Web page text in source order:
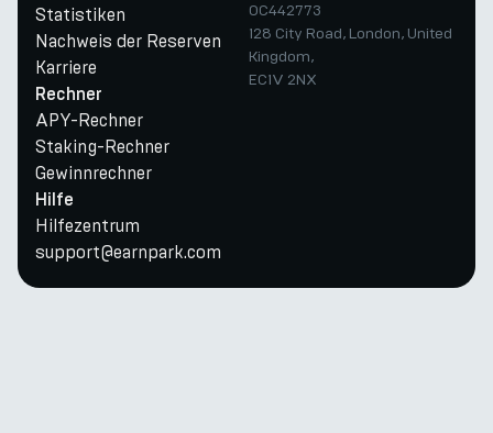
Statistiken
Nachweis der Reserven
Karriere
Rechner
APY-Rechner
Staking-Rechner
Gewinnrechner
Hilfe
Hilfezentrum
support@earnpark.com
OC442773
128 City Road, London, United
Kingdom,
EC1V 2NX